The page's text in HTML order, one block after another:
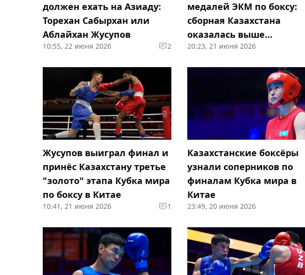
должен ехать на Азиаду:
Торехан Сабырхан или
Аблайхан Жусупов
10:55, 22 июня 2026 2
медалей ЭКМ по боксу:
сборная Казахстана
оказалась выше
Узбекистана
20:23, 21 июня 2026
Жусупов выиграл финал и
принёс Казахстану третье
"золото" этапа Кубка мира
по боксу в Китае
10:41, 21 июня 2026 1
Казахстанские боксёры
узнали соперников по
финалам Кубка мира в
Китае
23:49, 20 июня 2026